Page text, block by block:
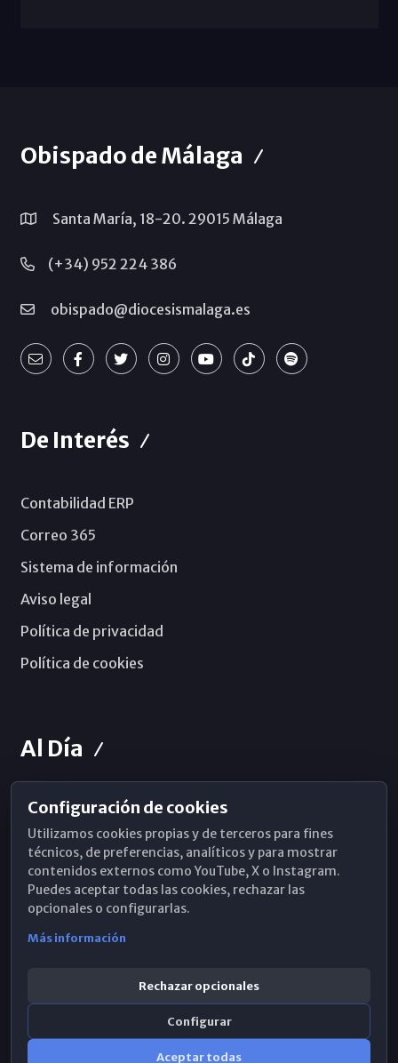
Obispado de Málaga
Santa María, 18-20. 29015 Málaga
(+34) 952 224 386
obispado@diocesismalaga.es
De Interés
Contabilidad ERP
Correo 365
Sistema de información
Aviso legal
Política de privacidad
Política de cookies
Al Día
Horarios de Misa
Hemeroteca
WhatsApp
Configuración de cookies
Utilizamos cookies propias y de terceros para fines
técnicos, de preferencias, analíticos y para mostrar
contenidos externos como YouTube, X o Instagram.
Puedes aceptar todas las cookies, rechazar las
opcionales o configurarlas.
Más información
Rechazar opcionales
Configurar
Aceptar todas